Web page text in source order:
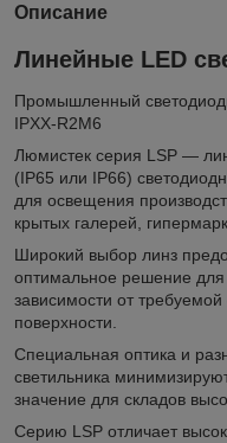
Описание
Линейные LED
Промышленный
IPXX-R2M6
Люмистек серия LSP —
(IP65 или IP66)
для освещения
крытых галерей,
Широкий выбор линз
оптимальное решение
зависимости от
поверхности.
Специальная оптика и
светильника
значение для складов
Серию LSP отличает